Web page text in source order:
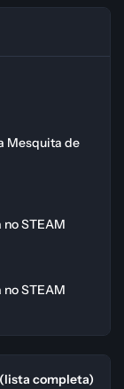
Mesquita de
STEAM
STEAM
(lista completa)